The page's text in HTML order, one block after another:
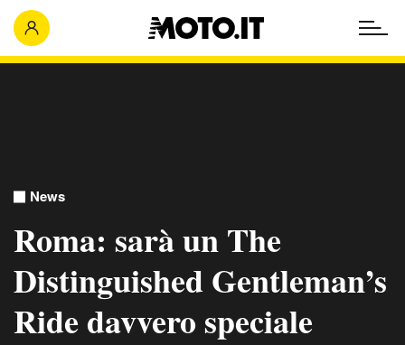
News
Roma: sarà un The
Distinguished Gentleman’s
Ride davvero speciale